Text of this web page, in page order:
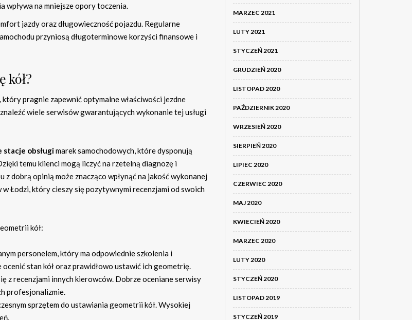
wpływa na mniejsze opory toczenia.
jazdy oraz długowieczność pojazdu. Regularne
przyniosą długoterminowe korzyści finansowe i
kół?
pragnie zapewnić optymalne właściwości jezdne
wiele serwisów gwarantujących wykonanie tej usługi
obsługimarek samochodowych, które dysponują
temu klienci mogą liczyć na rzetelną diagnozę i
dobrą opinią może znacząco wpłynąć na jakość wykonanej
Łodzi, który cieszy się pozytywnymi recenzjami od swoich
kół:
personelem, który ma odpowiednie szkolenia i
stan kół oraz prawidłowo ustawić ich geometrię.
z recenzjami innych kierowców. Dobrze oceniane serwisy
profesjonalizmie.
sprzętem do ustawiania geometrii kół. Wysokiej
MARZEC 2021
LUTY 2021
STYCZEŃ 2021
GRUDZIEŃ 2020
LISTOPAD 2020
PAŹDZIERNIK 2020
WRZESIEŃ 2020
SIERPIEŃ 2020
LIPIEC 2020
CZERWIEC 2020
MAJ 2020
KWIECIEŃ 2020
MARZEC 2020
LUTY 2020
STYCZEŃ 2020
LISTOPAD 2019
STYCZEŃ 2019